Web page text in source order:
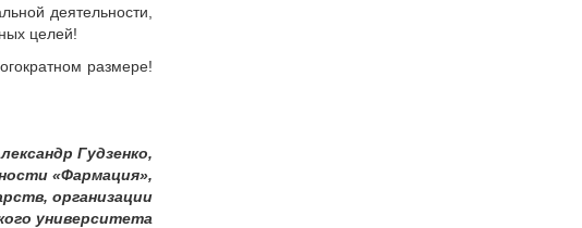
деятельности,
целей!
размере!
Гудзенко,
«Фармация»,
организации
университета